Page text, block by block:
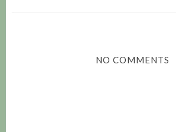
NO COMMENTS